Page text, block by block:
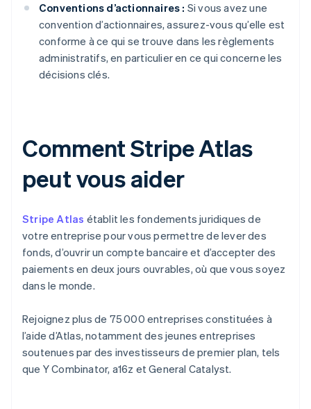
Conventions d’actionnaires : Si vous avez une
convention d’actionnaires, assurez-vous qu’elle est
conforme à ce qui se trouve dans les règlements
administratifs, en particulier en ce qui concerne les
décisions clés.
Comment Stripe Atlas
peut vous aider
Stripe Atlas établit les fondements juridiques de
votre entreprise pour vous permettre de lever des
fonds, d’ouvrir un compte bancaire et d’accepter des
paiements en deux jours ouvrables, où que vous soyez
dans le monde.
Rejoignez plus de 75 000 entreprises constituées à
l’aide d’Atlas, notamment des jeunes entreprises
soutenues par des investisseurs de premier plan, tels
que Y Combinator, a16z et General Catalyst.